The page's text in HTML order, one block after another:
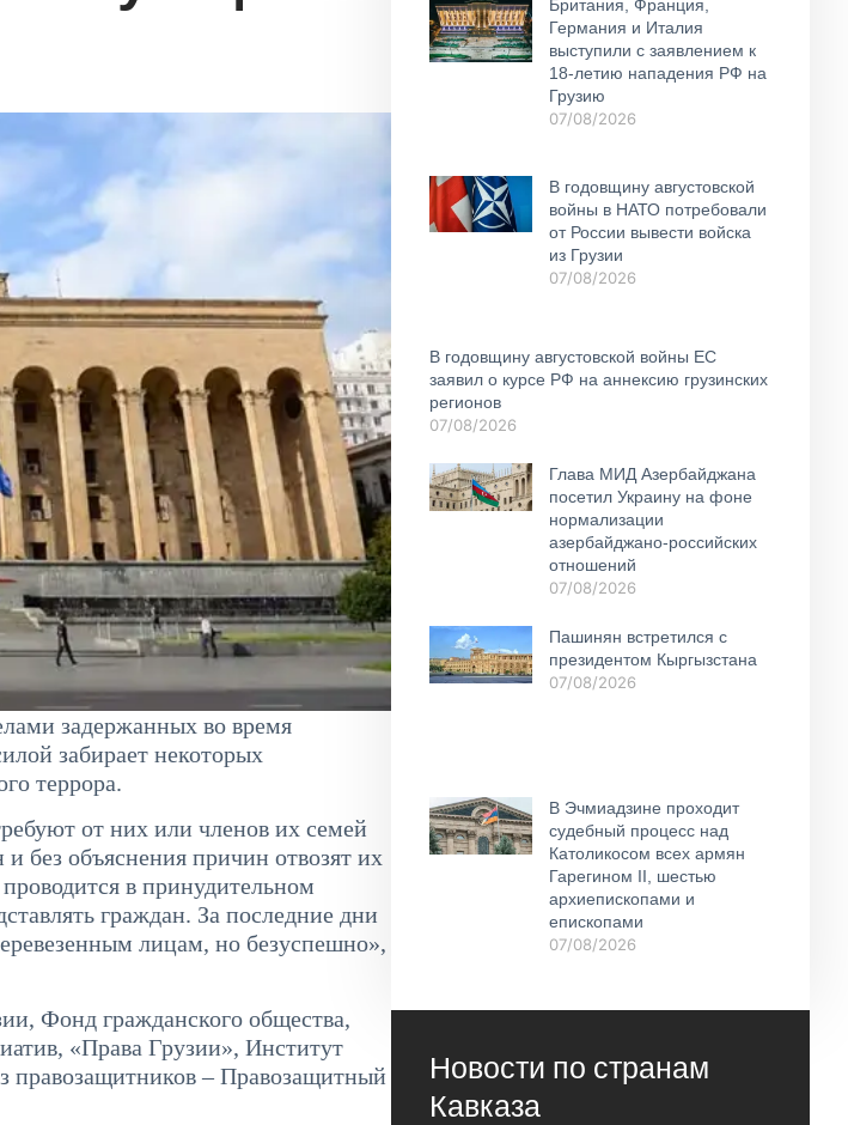
задержанных во время
забирает некоторых
террора.
от них или членов их семей
без объяснения причин отвозят их
в принудительном
граждан. За последние дни
лицам, но безуспешно»,
Фонд гражданского общества,
«Права Грузии», Институт
правозащитников – Правозащитный
Британия, Франция,
Германия и Италия
выступили с заявлением к
18-летию нападения РФ на
Грузию
07/08/2026
В годовщину августовской
войны в НАТО потребовали
от России вывести войска
из Грузии
07/08/2026
В годовщину августовской войны ЕС
заявил о курсе РФ на аннексию грузинских
регионов
07/08/2026
Глава МИД Азербайджана
посетил Украину на фоне
нормализации
азербайджано-российских
отношений
07/08/2026
Пашинян встретился с
президентом Кыргызстана
07/08/2026
В Эчмиадзине проходит
судебный процесс над
Католикосом всех армян
Гарегином II, шестью
архиепископами и
епископами
07/08/2026
Новости по странам
Кавказа